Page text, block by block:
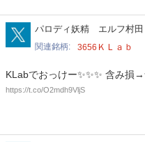
ELFMURATA
パロディ妖精 エルフ村田
関連銘柄
3656 ＫＬａｂ
KLabでおっけー✨️✨️✨️ 含み損
https://t.co/O2mdh9VljS